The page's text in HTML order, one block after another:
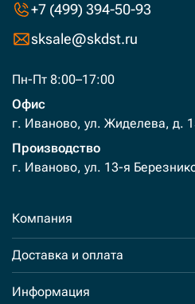
+7 (499) 394-50-93
sksale@skdst.ru
Пн-Пт 8:00–17:00
Офис
г. Иваново, ул. Жиделева, д.
Производство
г. Иваново, ул. 13-я
Компания
Доставка и оплата
Информация